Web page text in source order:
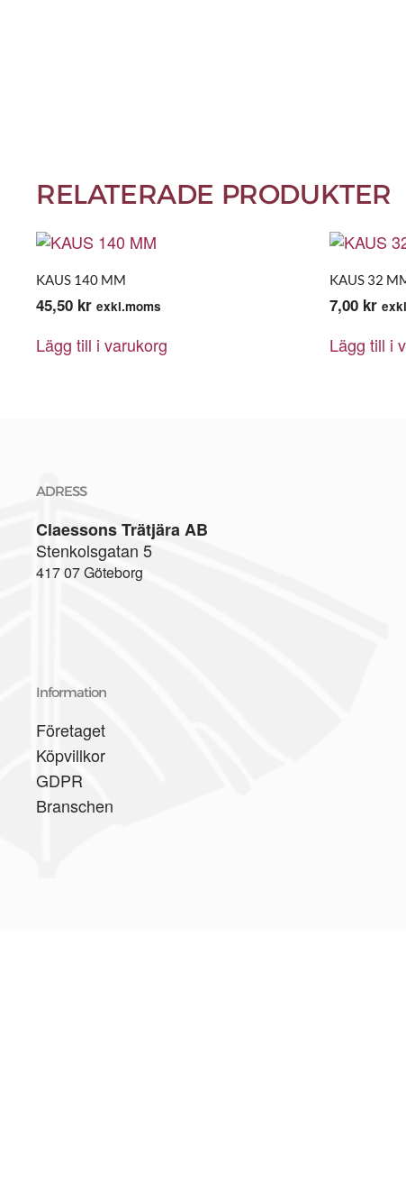
RELATERADE PRODUKTER
KAUS 140 MM
45,50 kr exkl.moms
Lägg till i varukorg
KAUS 32
7,00 kr
Lägg till i
ADRESS
Claessons Trätjära AB
Stenkolsgatan 5
417 07 Göteborg
Information
Företaget
Köpvillkor
GDPR
Branschen